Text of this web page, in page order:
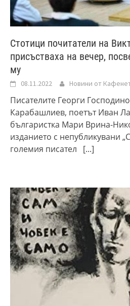
Стотици почитатели на
присъстваха на вечер,
му
08.11.2022 Новини от
Писателите Георги
Карабашлиев, поетът Иван
българистка Мари Врина-
изданието с непубликувани
големия писател [...]